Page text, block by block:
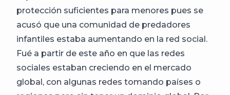
protección suficientes para menores pues se
acusó que una comunidad de predadores
infantiles estaba aumentando en la red social.
Fué a partir de este año en que las redes
sociales estaban creciendo en el mercado
global, con algunas redes tomando países o